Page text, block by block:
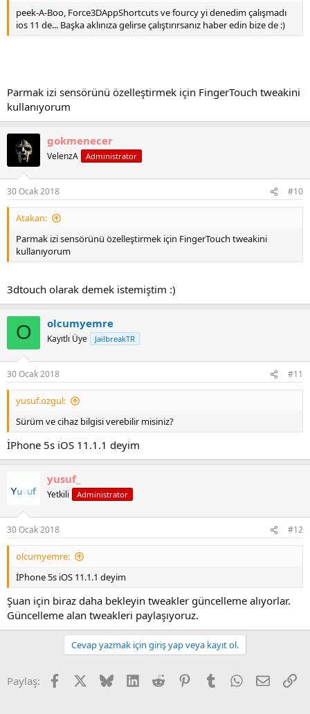
peek-A-Boo, Force3DAppShortcuts ve fourcy yi denedim çalışmadı
ios 11 de... Başka aklınıza gelirse çalıştırırsanız haber edin bize de :)
Parmak izi sensörünü özelleştirmek için FingerTouch tweakini
kullanıyorum
gokmenecer
VelenzA Administrator
30 Ocak 2018 #10
Atakan:
Parmak izi sensörünü özelleştirmek için FingerTouch tweakini
kullanıyorum
3dtouch olarak demek istemiştim :)
O olcumyemre
Kayıtlı Üye JailbreakTR
30 Ocak 2018 #11
yusuf.ozgul:
Sürüm ve cihaz bilgisi verebilir misiniz?
İPhone 5s iOS 11.1.1 deyim
yusuf_
Yetkili Administrator
30 Ocak 2018 #12
olcumyemre:
İPhone 5s iOS 11.1.1 deyim
Şuan için biraz daha bekleyin tweakler güncelleme alıyorlar.
Güncelleme alan tweakleri paylaşıyoruz.
Cevap yazmak için giriş yap veya kayıt ol.
Paylaş: Facebook BlueskyLinkedInReddit PinterestTumblr WhatsApp
E-posta